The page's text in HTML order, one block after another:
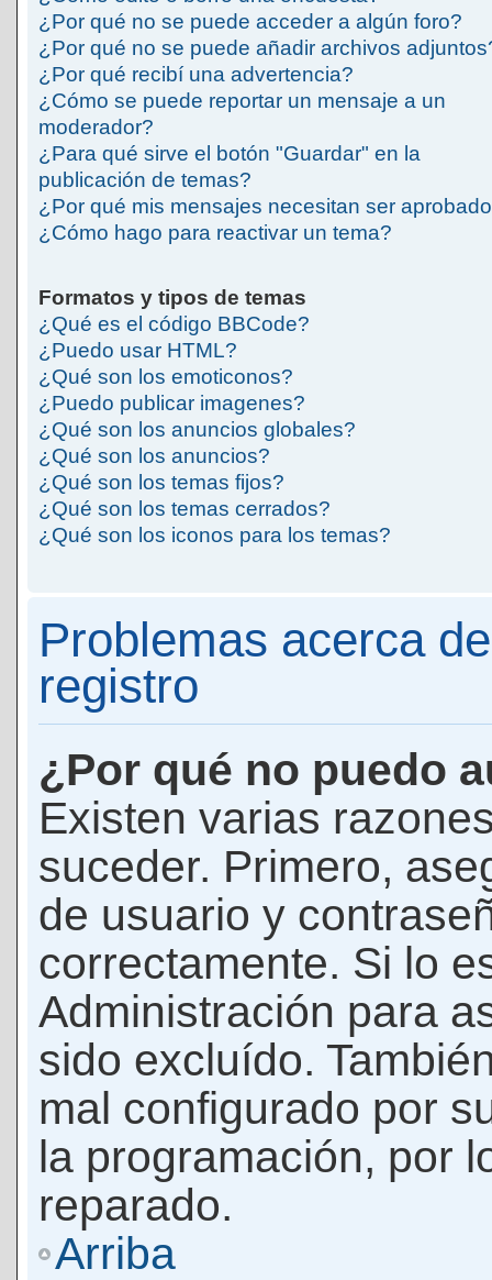
¿Por qué no se puede acceder a algún foro?
¿Por qué no se puede añadir archivos
¿Por qué recibí una advertencia?
¿Cómo se puede reportar un mensaje a un
moderador?
¿Para qué sirve el botón "Guardar" en la
publicación de temas?
¿Por qué mis mensajes necesitan ser
¿Cómo hago para reactivar un tema?
Formatos y tipos de temas
¿Qué es el código BBCode?
¿Puedo usar HTML?
¿Qué son los emoticonos?
¿Puedo publicar imagenes?
¿Qué son los anuncios globales?
¿Qué son los anuncios?
¿Qué son los temas fijos?
¿Qué son los temas cerrados?
¿Qué son los iconos para los temas?
Problemas acerca
registro
¿Por qué no puedo
Existen varias
suceder. Primero,
de usuario y
correctamente. Si lo
Administración para
sido excluído.
mal configurado por
la programación, por
reparado.
Arriba